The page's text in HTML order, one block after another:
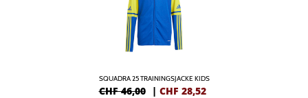
SQUADRA 25 TRAININGSJACKE KIDS
CHF 46,00 | CHF 28,52